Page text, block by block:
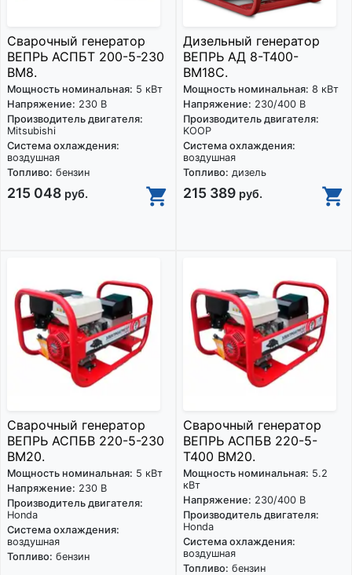
Сварочный генератор
ВЕПРЬ АСПБТ 200-5-230
ВМ8.
Мощность номинальная: 5 кВт
Напряжение: 230 В
Производитель двигателя:
Mitsubishi
Система охлаждения:
воздушная
Топливо: бензин
215 048 руб.
Дизельный генератор
ВЕПРЬ АД 8-Т400-
ВМ18С.
Мощность номинальная: 8 кВт
Напряжение: 230/400 В
Производитель двигателя:
KOOP
Система охлаждения:
воздушная
Топливо: дизель
215 389 руб.
Сварочный генератор
ВЕПРЬ АСПБВ 220-5-230
ВМ20.
Мощность номинальная: 5 кВт
Напряжение: 230 В
Производитель двигателя:
Honda
Система охлаждения:
воздушная
Топливо: бензин
Сварочный генератор
ВЕПРЬ АСПБВ 220-5-
Т400 ВМ20.
Мощность номинальная: 5.2
кВт
Напряжение: 230/400 В
Производитель двигателя:
Honda
Система охлаждения:
воздушная
Топливо: бензин